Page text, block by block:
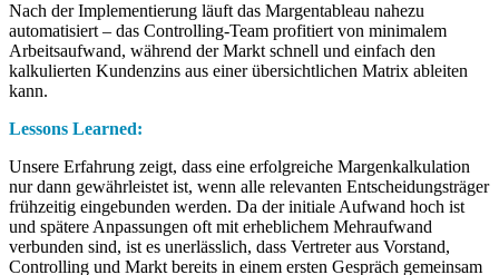
Nach der Implementierung läuft das Margentableau nahezu
automatisiert – das Controlling-Team profitiert von minimalem
Arbeitsaufwand, während der Markt schnell und einfach den
kalkulierten Kundenzins aus einer übersichtlichen Matrix ableiten
kann.
Lessons Learned:
Unsere Erfahrung zeigt, dass eine erfolgreiche Margenkalkulation
nur dann gewährleistet ist, wenn alle relevanten Entscheidungsträger
frühzeitig eingebunden werden. Da der initiale Aufwand hoch ist
und spätere Anpassungen oft mit erheblichem Mehraufwand
verbunden sind, ist es unerlässlich, dass Vertreter aus Vorstand,
Controlling und Markt bereits in einem ersten Gespräch gemeinsam